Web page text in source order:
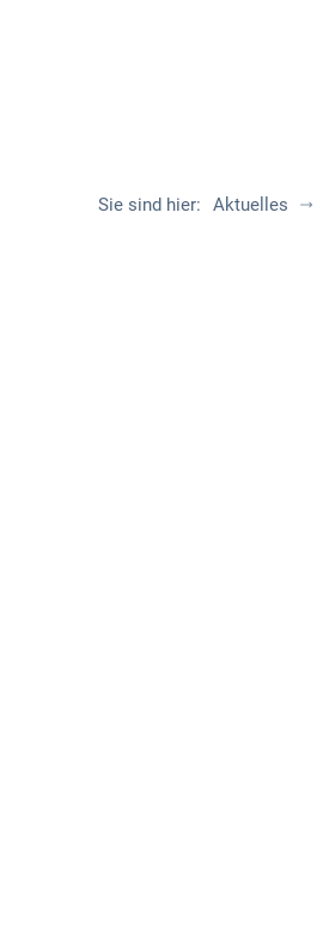
Sie sind hier: Aktuelles